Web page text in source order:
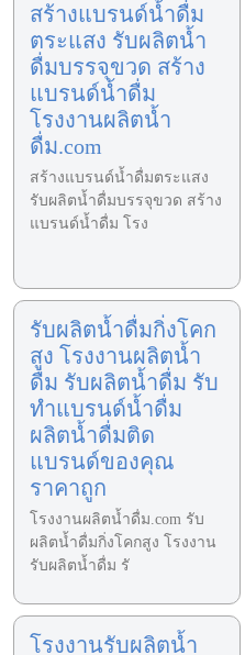
สร้างแบรนด์น้ำดื่ม
ตระแสง รับผลิตน้ำ
ดื่มบรรจุขวด สร้าง
แบรนด์น้ำดื่ม
โรงงานผลิตน้ำ
ดื่ม.com
สร้างแบรนด์น้ำดื่มตระแสง
รับผลิตน้ำดื่มบรรจุขวด สร้าง
แบรนด์น้ำดื่ม โรง
รับผลิตน้ำดื่มกิ่งโคก
สูง โรงงานผลิตน้ำ
ดื่ม รับผลิตน้ำดื่ม รับ
ทำแบรนด์น้ำดื่ม
ผลิตน้ำดื่มติด
แบรนด์ของคุณ
ราคาถูก
โรงงานผลิตน้ำดื่ม.com รับ
ผลิตน้ำดื่มกิ่งโคกสูง โรงงาน
รับผลิตน้ำดื่ม รั
โรงงานรับผลิตน้ำ